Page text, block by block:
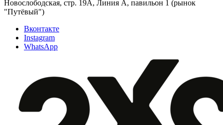
Новослободская, стр. 19А, Линия А, павильон 1 (рынок
"Путёвый")
Вконтакте
Instagram
WhatsApp